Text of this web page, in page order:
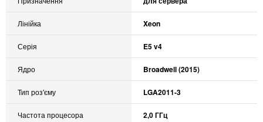
Лінійка Xeon
Серія E5 v4
Ядро Broadwell (2015)
Тип роз'єму LGA2011-3
Частота процесора 2,0 ГГц